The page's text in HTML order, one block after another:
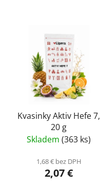
Kvasinky Aktiv Hefe 7,
20 g
Skladem (363 ks)
1,68 € bez DPH
2,07 €